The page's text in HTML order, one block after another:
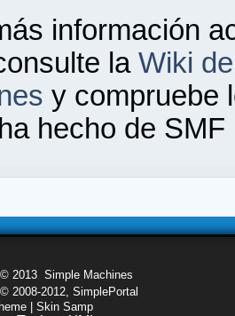
información
la Wiki
y compruebe
hecho de
2013 Simple Machines
2008-2012, SimplePortal
| Skin Samp